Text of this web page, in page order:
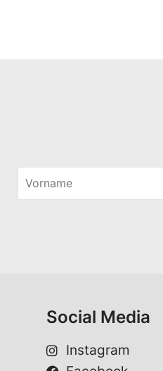
r
Social Media
Instagram